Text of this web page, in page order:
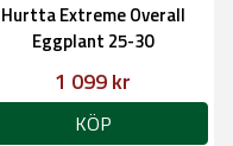
Hurtta Extreme Overall
Eggplant 25-30
1 099 kr
KÖP